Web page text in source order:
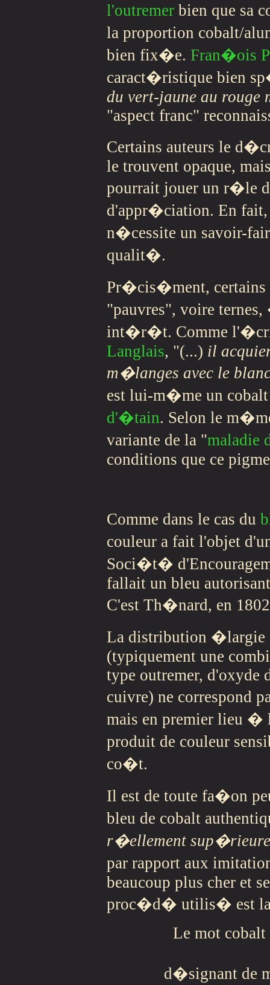
l'outremer bien que sa
la proportion cobalt/
bien fix�e. Fran�ois
caract�ristique bien
du vert-jaune au rouge
"aspect franc"
Certains auteurs le
le trouvent opaque,
pourrait jouer un r�le
d'appr�ciation. En
n�cessite un savoir-
qualit�.
Pr�cis�ment, certains
"pauvres", voire
int�r�t. Comme
Langlais, "(...) il
m�langes avec le
est lui-m�me un
d'�tain. Selon le
variante de la "maladie
conditions que ce
Comme dans le cas du
couleur a fait l'objet
Soci�t�
fallait un bleu
C'est Th�nard, en
La distribution �largie
(typiquement une
type outremer, d'oxyde
cuivre) ne
mais en premier lieu
produit de couleur
co�t.
Il est de toute fa�on
bleu de cobalt
r�ellement
par rapport aux
beaucoup plus cher et
proc�d� utilis� est
Le mot
d�signant de